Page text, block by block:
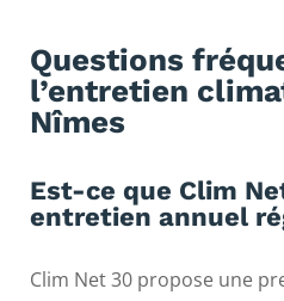
Questions
l’entretien
Nîmes
Est-ce que Clim
entretien annuel
Clim Net 30 propose une